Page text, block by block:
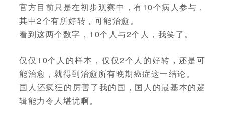
官方目前只是在初步观察中，有10个病人参与，
其中2个有所好转，可能治愈。
看到这两个数字，10个人与2个人，我笑了。
仅仅10个人的样本，仅仅2个人的好转，还是可
能治愈，就得到治愈所有晚期癌症这一结论。
国人还疯狂的厉害了我的国，国人的最基本的逻
辑能力令人堪忧啊。